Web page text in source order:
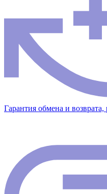
Гарантия обмена и возврата,